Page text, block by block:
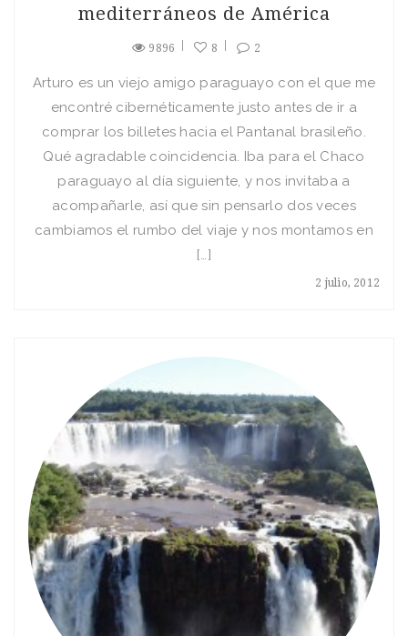
mediterráneos de América
9896 8 2
2 julio, 2012
Arturo es un viejo amigo paraguayo con el que me
encontré cibernéticamente justo antes de ir a
comprar los billetes hacia el Pantanal brasileño.
Qué agradable coincidencia. Iba para el Chaco
paraguayo al día siguiente, y nos invitaba a
acompañarle, así que sin pensarlo dos veces
cambiamos el rumbo del viaje y nos montamos en
[…]